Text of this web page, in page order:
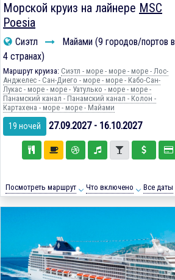
Морской круиз на лайнере MSC
Poesia
Сиэтл
Майами (9 городов/портов в
4 странах)
Маршрут круиза: Сиэтл - море - море - море - Лос-
Анджелес - Сан-Диего - море - море - Кабо-Сан-
Лукас - море - море - Уатулько - море - море -
Панамский канал - Панамский канал - Колон -
Картахена - море - море - Майами
19 ночей 27.09.2027 - 16.10.2027
Посмотреть маршрут Что включено Все даты